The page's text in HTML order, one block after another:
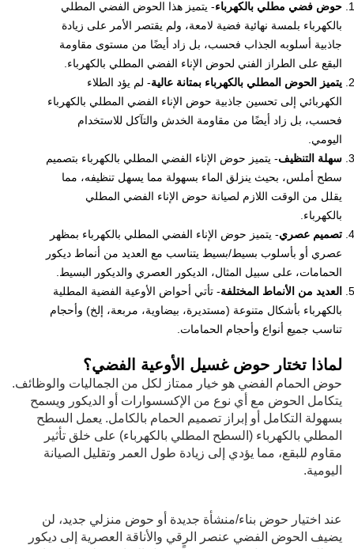
حوض فضي مطلي بالكهرباء- يتميز هذا الحوض الفضي المطلي
بالكهرباء بلمسة نهائية فضية لامعة، ولم يقتصر الأمر على زيادة
جاذبية أسلوبه الجذاب فحسب، بل زاد أيضًا من مستوى مقاومة
البقع على الطراز الفني لحوض الإناء الفضي المطلي بالكهرباء.
يتميز الحوض المطلي بالكهرباء بمتانة عالية- لم يؤد الطلاء
الكهربائي إلى تحسين جاذبية حوض الإناء الفضي المطلي بالكهرباء
فحسب، بل زاد أيضًا من مقاومة الخدش والتآكل للاستخدام
اليومي.
سهلة التنظيف- يتميز حوض الإناء الفضي المطلي بالكهرباء بتصميم
سطح أملس، بحيث ينزلق الماء بسهولة مما يسهل تنظيفه، مما
يقلل من الوقت اللازم لصيانة حوض الإناء الفضي المطلي
بالكهرباء.
تصميم عصري- يتميز حوض الإناء الفضي المطلي بالكهرباء بمظهر
عصري أو بأسلوب بسيط/بسيط يتناسب مع العديد من أنماط ديكور
الحمامات، على سبيل المثال، الديكور العصري والديكور البسيط.
العديد من الأنماط المختلفة- تأتي أحواض الأوعية الفضية المطلية
بالكهرباء بأشكال متنوعة (مستديرة، بيضاوية، مربعة، إلخ) وأحجام
تناسب جميع أنواع وأحجام الحمامات.
لماذا تختار حوض غسيل الأوعية الفضي؟
حوض الحمام الفضي هو خيار ممتاز لكل من الجماليات والوظائف.
يتكامل الحوض مع أي نوع من الإكسسوارات أو الديكور ويسمح
بسهولة التكامل أو إبراز تصميم الحمام بالكامل. يعمل السطح
المطلي بالكهرباء (السطح المطلي بالكهرباء) على خلق تأثير
مقاوم للبقع، مما يؤدي إلى زيادة طول العمر وتقليل الصيانة
اليومية.
عند اختيار حوض بناء/منشأة جديدة أو حوض منزلي جديد، لن
يضيف الحوض الفضي عنصر الرقي والأناقة العصرية إلى ديكور